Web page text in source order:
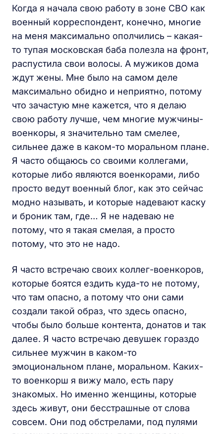
Когда я начала свою работу в зоне СВО как
военный корреспондент, конечно, многие
на меня максимально ополчились – какая-
то тупая московская баба полезла на фронт,
распустила свои волосы. А мужиков дома
ждут жены. Мне было на самом деле
максимально обидно и неприятно, потому
что зачастую мне кажется, что я делаю
свою работу лучше, чем многие мужчины-
военкоры, я значительно там смелее,
сильнее даже в каком-то моральном плане.
Я часто общаюсь со своими коллегами,
которые либо являются военкорами, либо
просто ведут военный блог, как это сейчас
модно называть, и которые надевают каску
и броник там, где… Я не надеваю не
потому, что я такая смелая, а просто
потому, что это не надо.
Я часто встречаю своих коллег-военкоров,
которые боятся ездить куда-то не потому,
что там опасно, а потому что они сами
создали такой образ, что здесь опасно,
чтобы было больше контента, донатов и так
далее. Я часто встречаю девушек гораздо
сильнее мужчин в каком-то
эмоциональном плане, моральном. Каких-
то военкорш я вижу мало, есть пару
знакомых. Но именно женщины, которые
здесь живут, они бесстрашные от слова
совсем. Они под обстрелами, под пулями